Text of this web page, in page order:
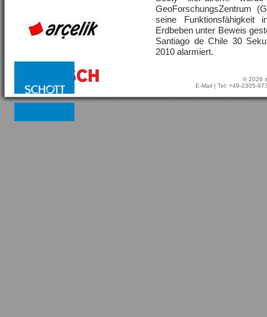
GeoForschungsZentrum
seine Funktionsfähigkeit
Erdbeben unter Beweis
Santiago de Chile 30
2010 alarmiert.
© 2026
E-Mail | Tel: +49-2305-